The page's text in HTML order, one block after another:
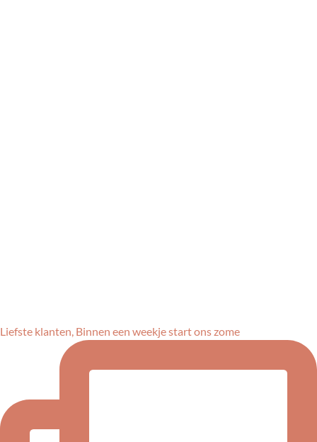
Liefste klanten, Binnen een weekje start ons zome